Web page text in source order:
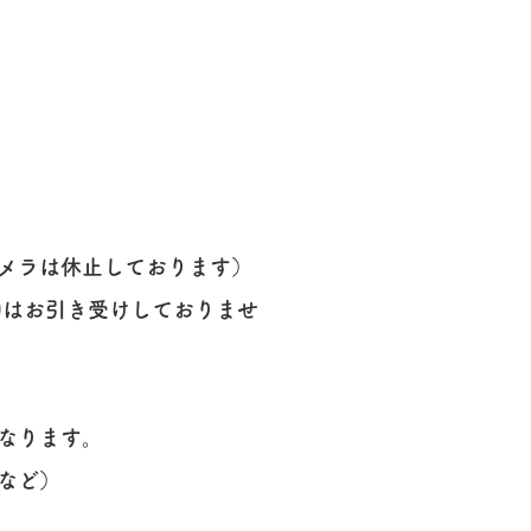
ラは休止しております）
お引き受けしておりませ
ります。
ど）